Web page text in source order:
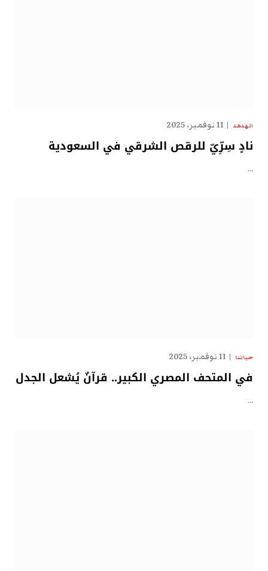
الهدهد 11 نوفمبر، 2025
نادٍ سِرِّيّ للرقص الشرقي في السعودية
…
حياتنا 11 نوفمبر، 2025
في المتحف المصري الكبير.. قرآنٌ يُشعل الجدل
…